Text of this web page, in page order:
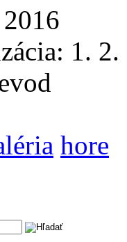
1.
hore